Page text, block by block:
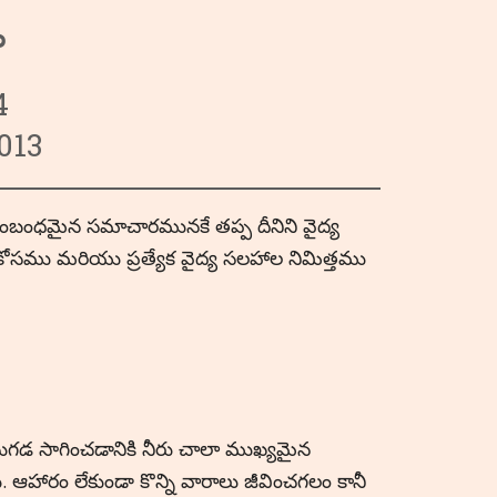
Italiano
సమాచారమునకే తప్ప దీనిని వైద్య
మరియు ప్రత్యేక వైద్య సలహాల నిమిత్తము
సాగించడానికి నీరు చాలా ముఖ్యమైన
లేకుండా కొన్ని వారాలు జీవించగలం కానీ